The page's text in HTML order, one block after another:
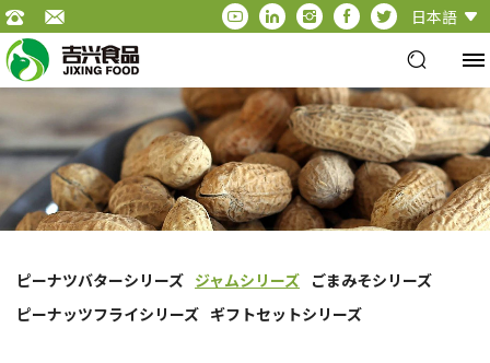
日本語
ピーナツバターシリーズ ジャムシリーズ ごまみそシリーズ
ピーナッツフライシリーズ ギフトセットシリーズ